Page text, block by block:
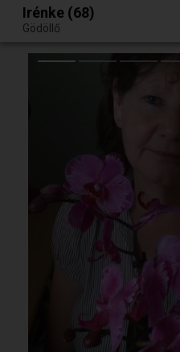
Egy jó randiból bármi lehet.
Irénke (68)
Gödöllő